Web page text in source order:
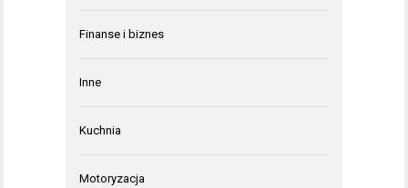
Finanse i biznes
Inne
Kuchnia
Motoryzacja